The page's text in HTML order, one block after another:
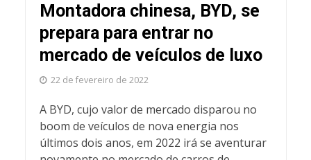
Montadora chinesa, BYD, se
prepara para entrar no
mercado de veículos de luxo
22 de fevereiro de 2022
A BYD, cujo valor de mercado disparou no
boom de veículos de nova energia nos
últimos dois anos, em 2022 irá se aventurar